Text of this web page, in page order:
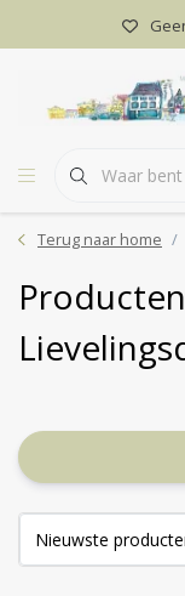
Terug naar home